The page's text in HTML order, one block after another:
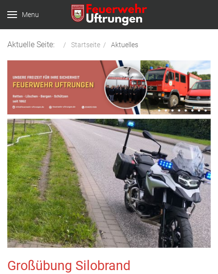
Menu
Aktuelle Seite: Startseite Aktuelles
Großübung Silobrand